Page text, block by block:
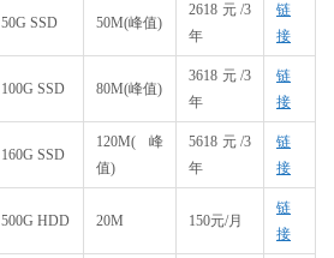
50G SSD 50M(峰值)
2618元/3
年
链
接
100G SSD 80M(峰值)
3618元/3
年
链
接
160G SSD
120M(峰
值)
5618元/3
年
链
接
500G HDD 20M 150元/月
链
接